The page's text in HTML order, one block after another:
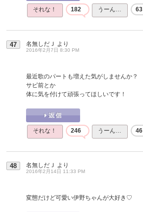
それな！ 182 うーん… 63
47 名無しだＪ より
2016年2月7日 8:30 PM
最近歌のパートも増えた気がしませんか？
サビ前とか
体に気を付けて頑張ってほしいです！
それな！ 246 うーん… 46
48 名無しだＪ より
2016年2月14日 11:33 PM
変態だけど可愛い伊野ちゃんが大好き♡